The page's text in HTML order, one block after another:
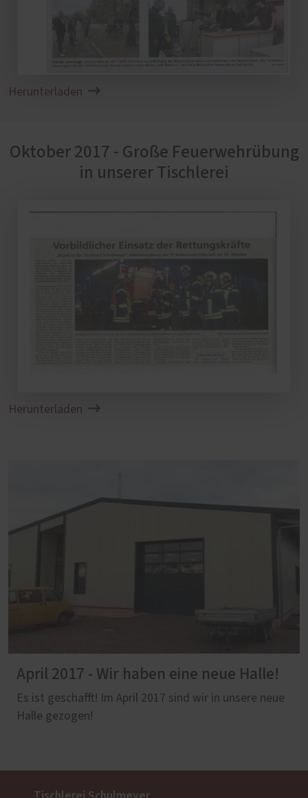
Herunterladen
Oktober 2017 - Große Feuerwehrübung
in unserer Tischlerei
Herunterladen
April 2017 - Wir haben eine neue Halle!
Es ist geschafft! Im April 2017 sind wir in unsere neue
Halle gezogen!